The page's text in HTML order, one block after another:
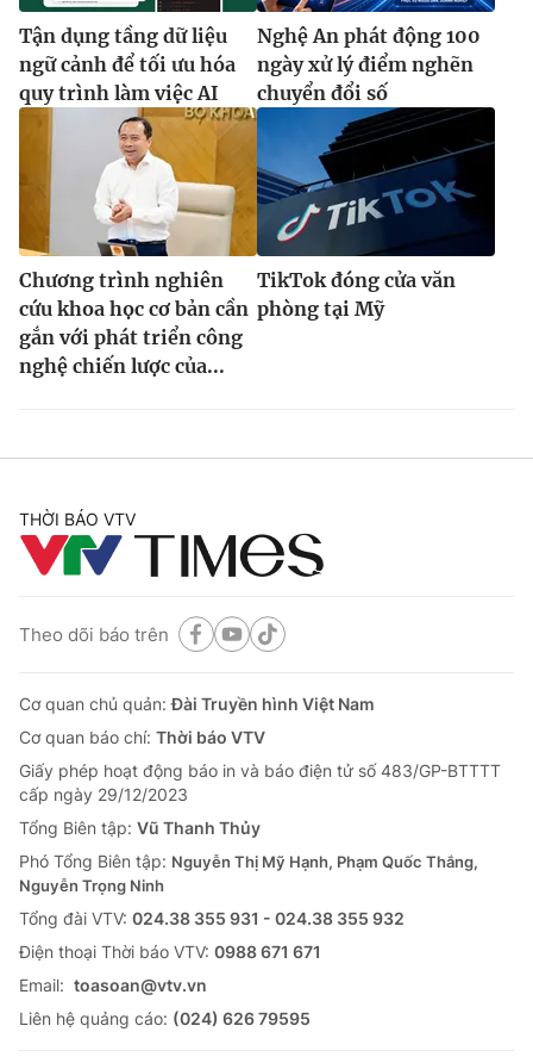
Tận dụng tầng dữ liệu
ngữ cảnh để tối ưu hóa
quy trình làm việc AI
Nghệ An phát động 100
ngày xử lý điểm nghẽn
chuyển đổi số
Chương trình nghiên
cứu khoa học cơ bản cần
gắn với phát triển công
nghệ chiến lược của...
TikTok đóng cửa văn
phòng tại Mỹ
THỜI BÁO VTV
Theo dõi báo trên
Cơ quan chủ quản:Đài Truyền hình Việt Nam
Cơ quan báo chí: Thời báo VTV
Giấy phép hoạt động báo in và báo điện tử số 483/GP-BTTTT
cấp ngày 29/12/2023
Tổng Biên tập: Vũ Thanh Thủy
Phó Tổng Biên tập: Nguyễn Thị Mỹ Hạnh, Phạm Quốc Thắng,
Nguyễn Trọng Ninh
Tổng đài VTV: 024.38 355 931 - 024.38 355 932
Ðiện thoại Thời báo VTV: 0988 671 671
Email: toasoan@vtv.vn
Liên hệ quảng cáo: (024) 626 79595